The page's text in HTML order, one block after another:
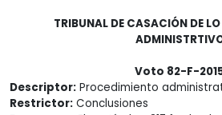
TRIBUNAL DE CASACIÓN DE
Voto 82-F-
Descriptor: Procedimiento
Restrictor: Conclusiones